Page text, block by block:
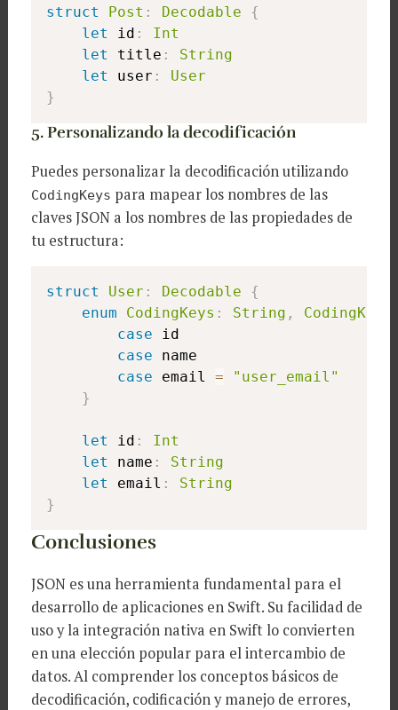
struct Post : Decodable
{
let id :
Int
let title :
String
let user :
User
}
5. Personalizando la decodificación
Puedes personalizar la decodificación utilizando
CodingKeys para mapear los nombres de las
claves JSON a los nombres de las propiedades de
tu estructura:
struct User : Decodable
{
enum
CodingKeys : String , CodingKey
case id
case name
case email =
"user_email"
}
let id :
Int
let name :
String
let email :
String
}
Conclusiones
JSON es una herramienta fundamental para el
desarrollo de aplicaciones en Swift. Su facilidad de
uso y la integración nativa en Swift lo convierten
en una elección popular para el intercambio de
datos. Al comprender los conceptos básicos de
decodificación, codificación y manejo de errores,